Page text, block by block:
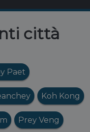
città
Paet
Koh Kong
Prey Veng